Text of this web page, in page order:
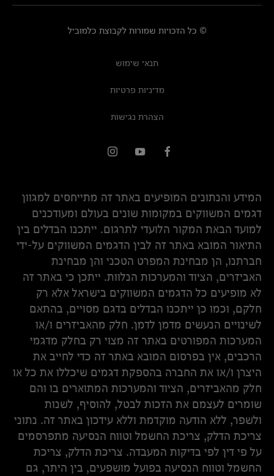
© כל הזכויות שמורות לקבוצת כלמוביל
תנאי שימוש
מדיניות פרטיות
הצהרת נגישות
המידע והנתונים המופיעים באתר זה מתייחסים למגוון
דגמים המשווקים במקומות שונים בעולם ומעודכנים
למועד הבאת המקור הלועדי לתרגום. ייתכנו הבדלים בין
התיאור המובא באתר זה לבין הדגמים המשווקים על-ידי
חברתנו, הן מבחינת המפרט הטכני והן מבחינת
האביזרים, הציוד והמערכות הנלוות. ייתכן כי באתר זה
לא מופיעים כל הדגמים המשווקים בישראל אלא רק
חלקם, וכמו כן ייתכנו הבדלים בדגם מסויים, בהתאם
לשינויים הנעשים מדמן לדמן. חלק מהאביזרים ו/או
המערכות המפורטים באתר זה מצוי רק בחלק מדגמי
הרכבים, אין בפרסום המובא באתר זה כדי לחייב את
היצרן ו/או את החברה בהספקת דגמים שיכללו את כל או
חלק מהאביזרים, הציוד והמערכות המתוארים בו והם
שומרים לעצמם את הזכות לבטל, להוסיף, לשנות
ולשפר, ללא הודעה מוקדמת וללא עידכון באתר זה. נתוני
צריכת הדלק, צריכת החשמל וטווח הנסיעה מתפרסמים
על פי דין לפי בדיקות המעבדה. צריכת הדלק, צריכת
החשמל וטווח הנסיעה בפועל מושפעים, בין היתר, גם